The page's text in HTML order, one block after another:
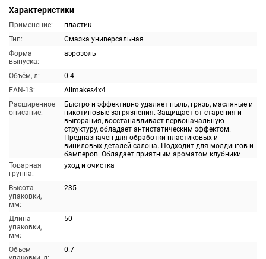
Характеристики
Применение:
пластик
Тип:
Смазка универсальная
Форма
выпуска:
аэрозоль
Объём, л:
0.4
EAN-13:
Allmakes4x4
Расширенное
описание:
Быстро и эффективно удаляет пыль, грязь, масляные и
никотиновые загрязнения. Защищает от старения и
выгорания, восстанавливает первоначальную
структуру, обладает антистатическим эффектом.
Предназначен для обработки пластиковых и
виниловых деталей салона. Подходит для молдингов и
бамперов. Обладает приятным ароматом клубники.
Товарная
группа:
уход и очистка
Высота
упаковки,
мм:
235
Длина
упаковки,
мм:
50
Объем
0.7